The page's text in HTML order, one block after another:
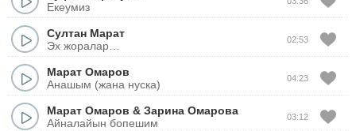
Екеумиз
Султан Марат
Эх жоралар…
02:53
Марат Омаров
Анашым (жана нуска)
04:23
Марат Омаров & Зарина Омарова
Айналайын бопешим
03:12